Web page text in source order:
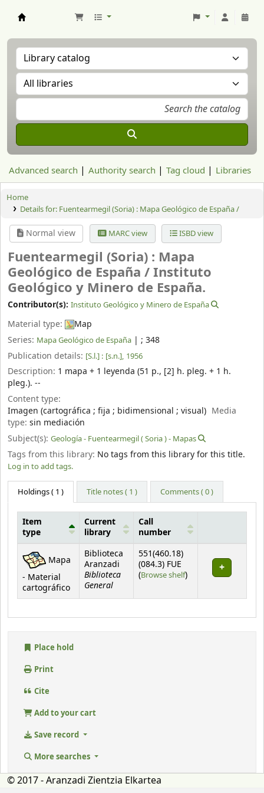
Advanced search Authority search Tag cloud Libraries
Home
Details for: Fuentearmegil (Soria) : Mapa Geológico de España /
Normal view MARC view ISBD view
Fuentearmegil (Soria) : Mapa
Geológico de España /Instituto
Geológico y Minero de España.
Contributor(s): Instituto Geológico y Minero de España
Material type:
Map
Series: Mapa Geológico de España | ; 348
Publication details: [S.l.] : [s.n.], 1956
Description: 1 mapa + 1 leyenda (51 p., [2] h. pleg. + 1 h.
pleg.). --
Content type:
Imagen (cartográfica ; fija ; bidimensional ; visual) Media
type: sin mediación
Subject(s): Geología - Fuentearmegil ( Soria ) - Mapas
Tags from this library: No tags from this library for this title.
Log in to add tags.
Holdings( 1 ) Title notes ( 1 ) Comments ( 0 )
Holdings
Item
type
Current
library
Call
number
Mapa
- Material
cartográfico
Biblioteca
Aranzadi
Biblioteca
General
551(460.18)
(084.3) FUE
(Browse shelf(Opens below)
)
Place hold
Print
Cite
Add to your cart
Save record
More searches
© 2017 - Aranzadi Zientzia Elkartea